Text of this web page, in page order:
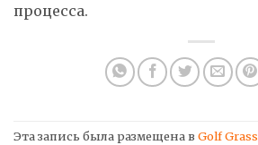
процесса.
Эта запись была размещена в Golf Grass